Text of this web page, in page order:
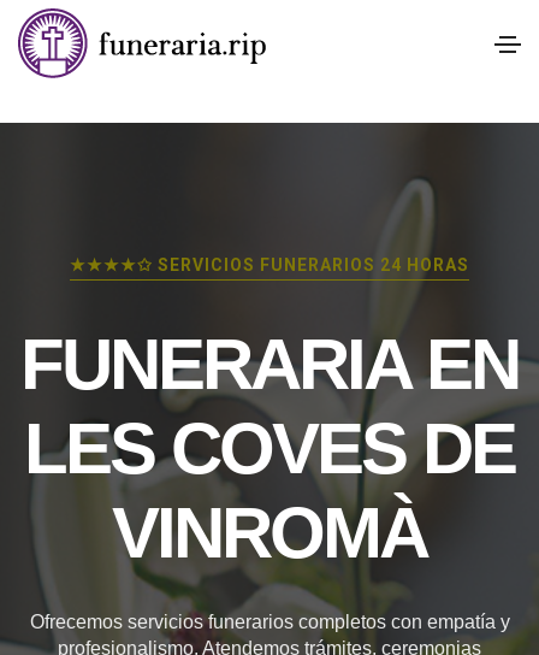
★★★★✩ SERVICIOS FUNERARIOS 24 HORAS
FUNERARIA EN
LES COVES DE
VINROMÀ
Ofrecemos servicios funerarios completos con empatía y
profesionalismo. Atendemos trámites, ceremonias